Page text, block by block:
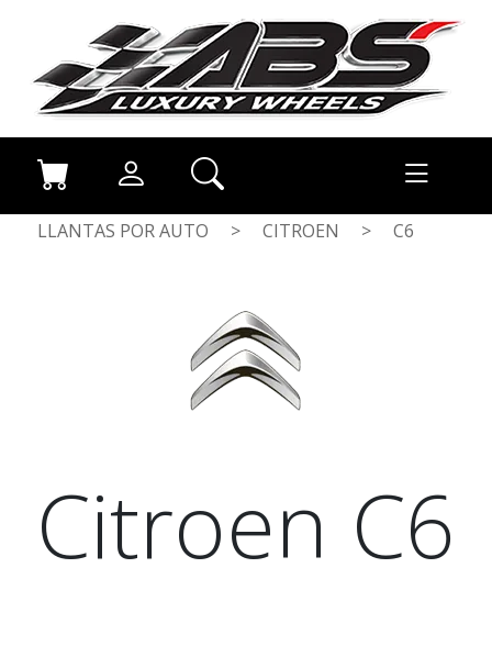
LLANTAS POR AUTO > CITROEN > C6
Citroen C6